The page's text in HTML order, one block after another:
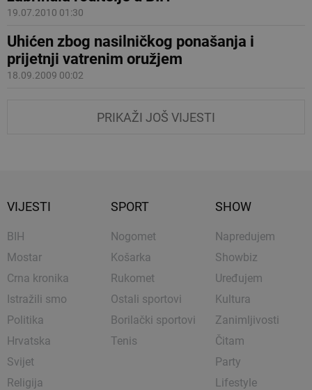
19.07.2010 01:30
Uhićen zbog nasilničkog ponašanja i
prijetnji vatrenim oružjem
18.09.2009 00:02
PRIKAŽI JOŠ VIJESTI
VIJESTI
BIH
Mostar
Crna kronika
Istražili smo
Politika
Hrvatska
Svijet
Religija
SPORT
Nogomet
Košarka
Rukomet
Ostali sportovi
Borilački sportovi
Tenis
SHOW
Napredujem
Showbiz
Uređujem
Kultura
Zanimljivosti
Čitam
Party
Lifestyle